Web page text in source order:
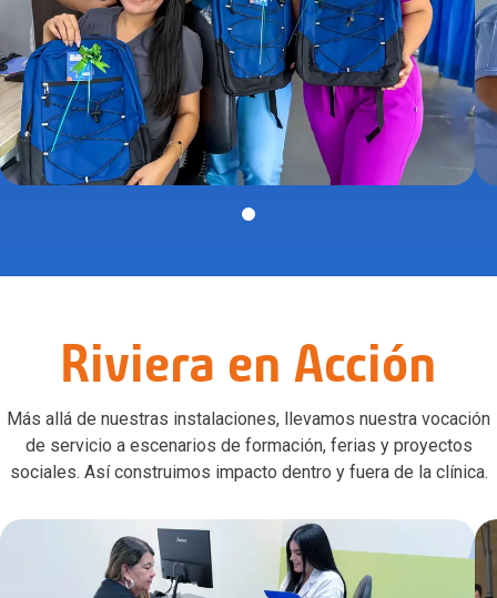
Riviera en Acción
Más allá de nuestras instalaciones, llevamos nuestra vocación
de servicio a escenarios de formación, ferias y proyectos
sociales. Así construimos impacto dentro y fuera de la clínica.